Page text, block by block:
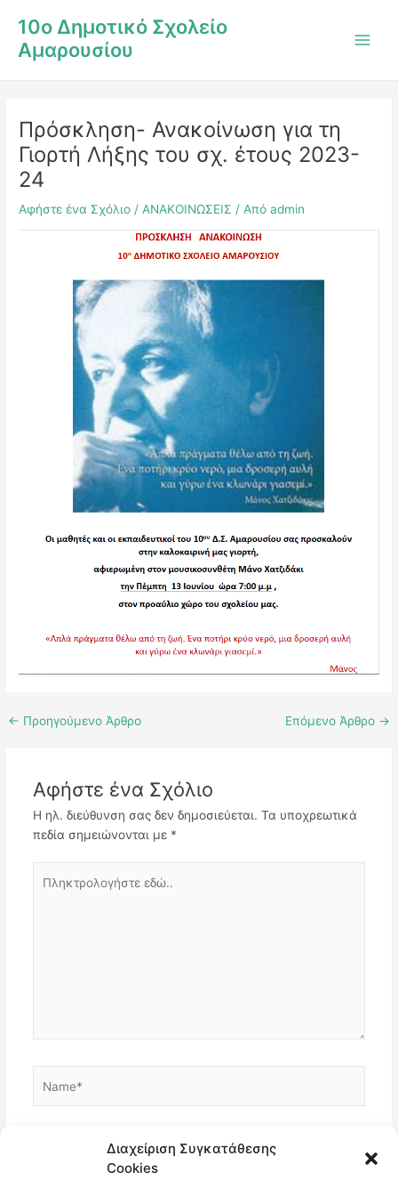
Διαχείριση Συγκατάθεσης
Cookies
στο
περιεχόμενο
10ο Δημοτικό Σχολείο
Αμαρουσίου
Πρόσκληση- Ανακοίνωση για τη
Γιορτή Λήξης του σχ. έτους 2023-
24
Αφήστε ένα Σχόλιο / ΑΝΑΚΟΙΝΩΣΕΙΣ / Απόadmin
navigation
← Προηγούμενο Άρθρο Επόμενο Άρθρο →
Αφήστε ένα Σχόλιο
Η ηλ. διεύθυνση σας δεν δημοσιεύεται. Τα υποχρεωτικά
πεδία σημειώνονται με *
εδώ..